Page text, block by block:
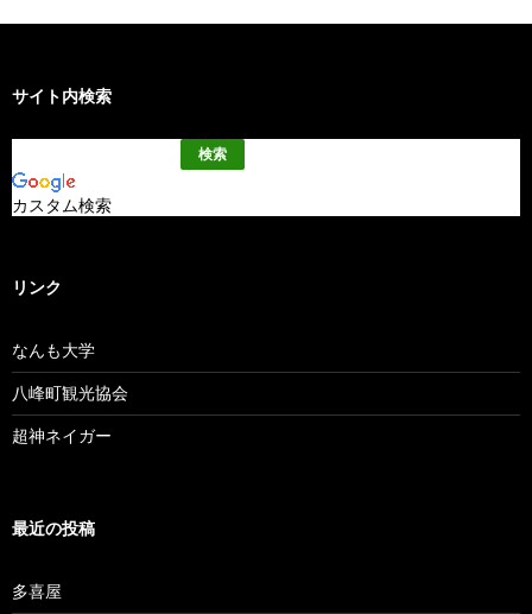
サイト内検索
カスタム検索
リンク
なんも大学
八峰町観光協会
超神ネイガー
最近の投稿
多喜屋